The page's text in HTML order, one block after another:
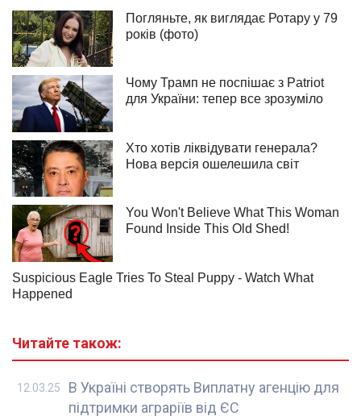
Читайте також:
В Україні створять Виплатну агенцію для
підтримки аграріїв від ЄС
12.03.25